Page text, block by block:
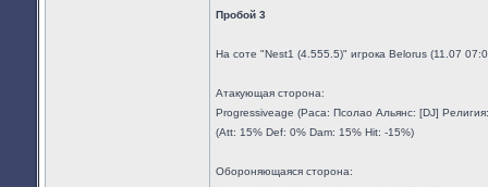
Пробой 3
На соте "Nest1 (4.555.5)" игрока Belorus (11.07
Атакующая сторона:
Progressiveage (Раса: Псолао Альянс: [DJ]
(Att: 15% Def: 0% Dam: 15% Hit: -15%)
Обороняющаяся сторона: